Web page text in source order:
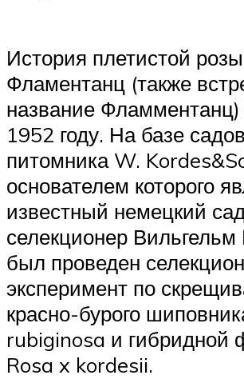
История плетистой розы
Фламентанц (также
название Фламментанц)
1952 году. На базе
питомника W.
основателем которого
известный немецкий
селекционер Вильгельм
был проведен
эксперимент по
красно-бурого
rubiginosa и гибридной
Rosa x kordesii.